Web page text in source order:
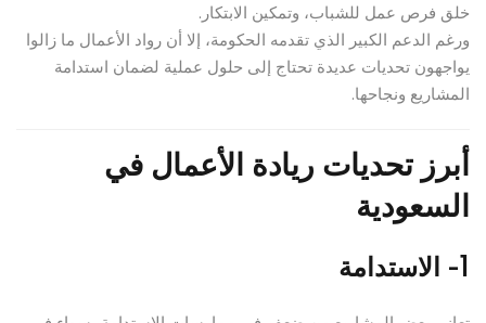
خلق فرص عمل للشباب، وتمكين الابتكار.
ورغم الدعم الكبير الذي تقدمه الحكومة، إلا أن رواد الأعمال ما زالوا
يواجهون تحديات عديدة تحتاج إلى حلول عملية لضمان استدامة
المشاريع ونجاحها.
أبرز تحديات ريادة الأعمال في
السعودية